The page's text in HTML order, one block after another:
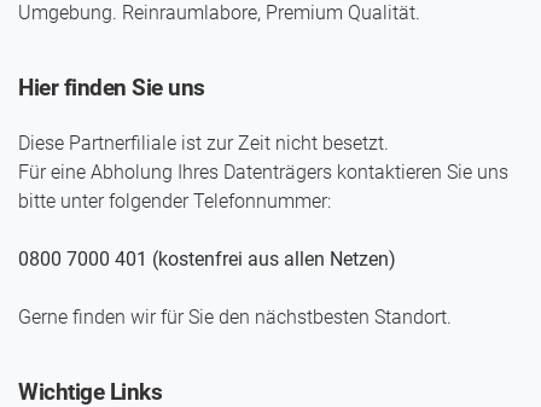
Umgebung. Reinraumlabore, Premium Qualität.
Hier finden Sie uns
Diese Partnerfiliale ist zur Zeit nicht besetzt.
Für eine Abholung Ihres Daten­trägers kontaktieren Sie uns
bitte unter folgender Telefon­nummer:
0800 7000 401 (kostenfrei aus allen Netzen)
Gerne finden wir für Sie den nächst­besten Standort.
Wichtige Links